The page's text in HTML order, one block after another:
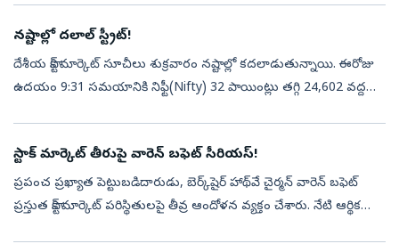
నష్టాల్లో దలాల్ స్ట్రీట్!
దేశీయ స్టాక్‌ మార్కెట్‌ సూచీలు శుక్రవారం నష్టాల్లో కదలాడుతున్నాయి. ఈరోజు
ఉదయం 9:31 సమయానికి నిఫ్టీ(Nifty) 32 పాయింట్లు తగ్గి 24,602 వద్దకు
స్టాక్ మార్కెట్ తీరుపై వారెన్ బఫెట్ సీరియస్!
ప్రపంచ ప్రఖ్యాత పెట్టుబడిదారుడు, బెర్క్‌షైర్ హాథ్‌వే చైర్మన్ వారెన్ బఫెట్
ప్రస్తుత స్టాక్ మార్కెట్ పరిస్థితులపై తీవ్ర ఆందోళన వ్యక్తం చేశారు. నేటి ఆర్థిక